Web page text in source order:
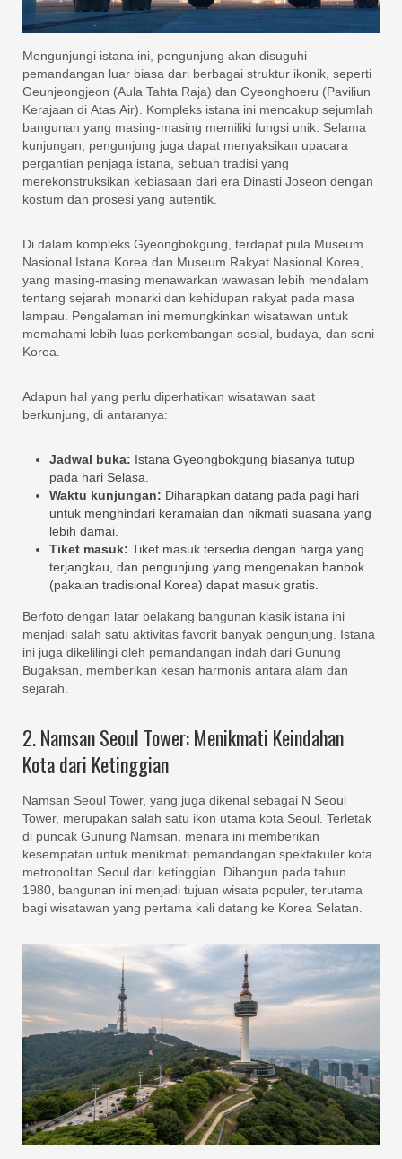
Mengunjungi istana ini, pengunjung akan disuguhi
pemandangan luar biasa dari berbagai struktur ikonik, seperti
Geunjeongjeon (Aula Tahta Raja) dan Gyeonghoeru (Paviliun
Kerajaan di Atas Air). Kompleks istana ini mencakup sejumlah
bangunan yang masing-masing memiliki fungsi unik. Selama
kunjungan, pengunjung juga dapat menyaksikan upacara
pergantian penjaga istana, sebuah tradisi yang
merekonstruksikan kebiasaan dari era Dinasti Joseon dengan
kostum dan prosesi yang autentik.
Di dalam kompleks Gyeongbokgung, terdapat pula Museum
Nasional Istana Korea dan Museum Rakyat Nasional Korea,
yang masing-masing menawarkan wawasan lebih mendalam
tentang sejarah monarki dan kehidupan rakyat pada masa
lampau. Pengalaman ini memungkinkan wisatawan untuk
memahami lebih luas perkembangan sosial, budaya, dan seni
Korea.
Adapun hal yang perlu diperhatikan wisatawan saat
berkunjung, di antaranya:
Jadwal buka: Istana Gyeongbokgung biasanya tutup
pada hari Selasa.
Waktu kunjungan: Diharapkan datang pada pagi hari
untuk menghindari keramaian dan nikmati suasana yang
lebih damai.
Tiket masuk: Tiket masuk tersedia dengan harga yang
terjangkau, dan pengunjung yang mengenakan hanbok
(pakaian tradisional Korea) dapat masuk gratis.
Berfoto dengan latar belakang bangunan klasik istana ini
menjadi salah satu aktivitas favorit banyak pengunjung. Istana
ini juga dikelilingi oleh pemandangan indah dari Gunung
Bugaksan, memberikan kesan harmonis antara alam dan
sejarah.
2. Namsan Seoul Tower: Menikmati Keindahan
Kota dari Ketinggian
Namsan Seoul Tower, yang juga dikenal sebagai N Seoul
Tower, merupakan salah satu ikon utama kota Seoul. Terletak
di puncak Gunung Namsan, menara ini memberikan
kesempatan untuk menikmati pemandangan spektakuler kota
metropolitan Seoul dari ketinggian. Dibangun pada tahun
1980, bangunan ini menjadi tujuan wisata populer, terutama
bagi wisatawan yang pertama kali datang ke Korea Selatan.